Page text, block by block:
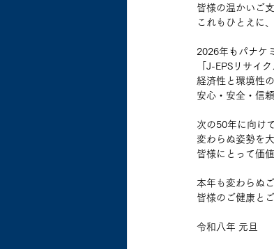
皆様の温かいご
これもひとえに
2026年もパナケ
「J-EPSリサイ
経済性と環境性
安心・安全・信
次の50年に向けて
変わらぬ姿勢を
皆様にとって価
本年も変わらぬ
皆様のご健康と
令和八年 元旦